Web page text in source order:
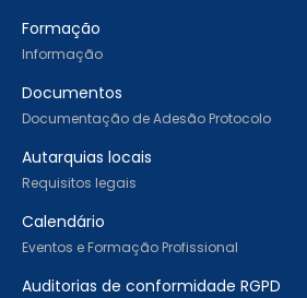
Formação
Informação
Documentos
Documentação de Adesão Protocolo
Autarquias locais
Requisitos legais
Calendário
Eventos e Formação Profissional
Auditorias de conformidade RGPD